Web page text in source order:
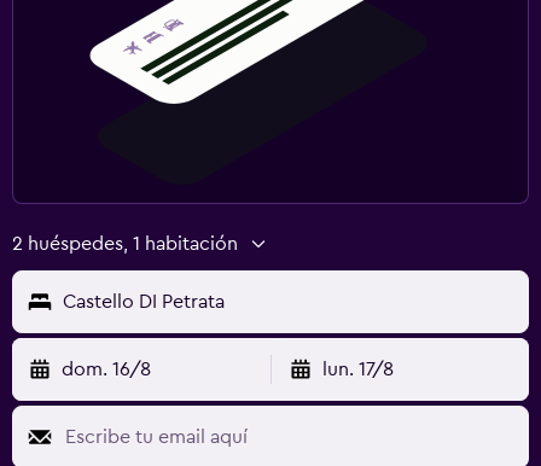
2 huéspedes, 1 habitación
Castello DI Petrata
dom. 16/8 lun. 17/8